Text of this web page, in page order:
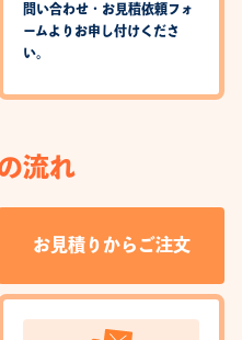
問い合わせ・お見積依頼フォ
ームよりお申し付けくださ
い。
流れ
お見積りからご注文